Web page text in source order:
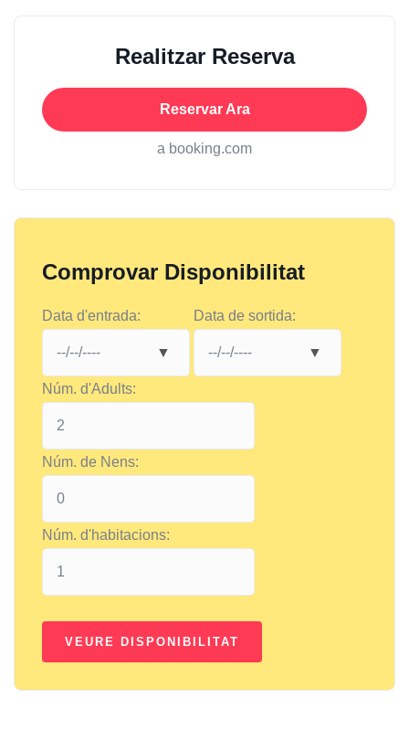
Realitzar Reserva
Reservar Ara
a booking.com
Comprovar Disponibilitat
Data d'entrada: Data de sortida:
Núm. d'Adults:
Núm. de Nens:
Núm. d'habitacions: